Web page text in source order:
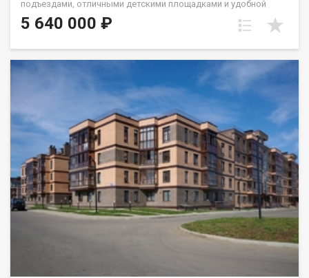
подъездами, отличными детскими площадками и удобной
инфраструктурой. ☝️Более 10 видов планировок и Вы
сможете подобрать квартиру любой площади от небольшой
Все квартиры свободной планировки, в получистовой
отделке. ? Каждому покупателю дизайн – проект в подарок!
Весь ЖК уже сдан! ☎️ 733-333. ДомСтрой
5 640 000 ₽